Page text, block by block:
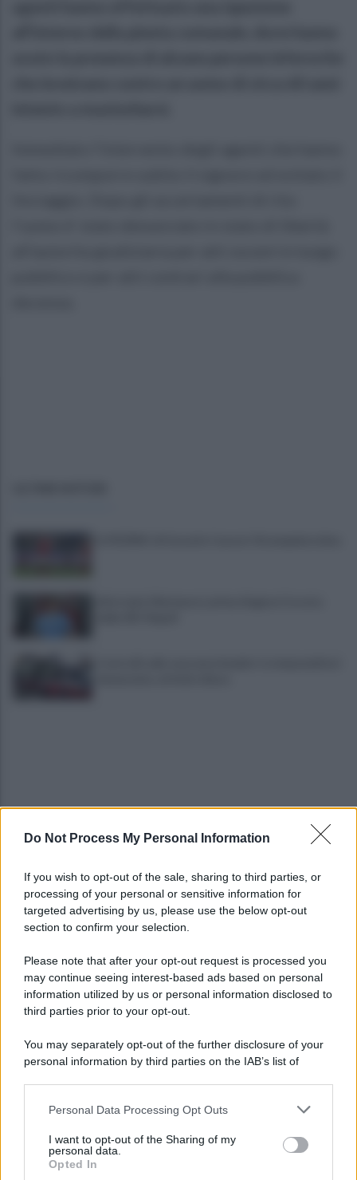
Do Not Process My Personal Information
If you wish to opt-out of the sale, sharing to third parties, or
processing of your personal or sensitive information for
targeted advertising by us, please use the below opt-out
section to confirm your selection.
Please note that after your opt-out request is processed you
may continue seeing interest-based ads based on personal
information utilized by us or personal information disclosed to
third parties prior to your opt-out.
You may separately opt-out of the further disclosure of your
personal information by third parties on the IAB’s list of
This information may also be disclosed by us to third parties
disclose it to other third parties.
Please note that this website/app uses one or more Google
Personal Data Processing Opt Outs
I want to opt-out of the Sharing of my
personal data.
Opted In
Campi Flegrei, aumentano gli sfollati: oltre
Napoli-Celta Vigo 1-1: termina in pari il secondo
test in Abruzzo